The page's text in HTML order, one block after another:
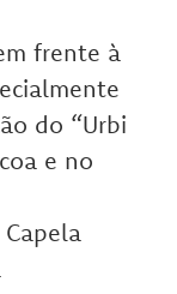
frente à
do “Urbi
e no